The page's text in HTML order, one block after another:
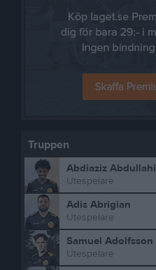
Truppen
Abdiaziz Abdullahi
Utespelare
Adis Abrigian
Utespelare
Samuel Adolfsson
Utespelare